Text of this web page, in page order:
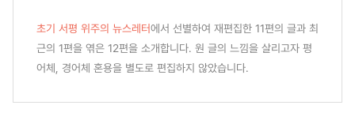
초기 서평 위주의 뉴스레터에서 선별하여 재편집한 11편의 글과 최
근의 1편을 엮은 12편을 소개합니다. 원 글의 느낌을 살리고자 평
어체, 경어체 혼용을 별도로 편집하지 않았습니다.